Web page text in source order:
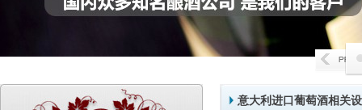
意大利进口葡萄酒相关